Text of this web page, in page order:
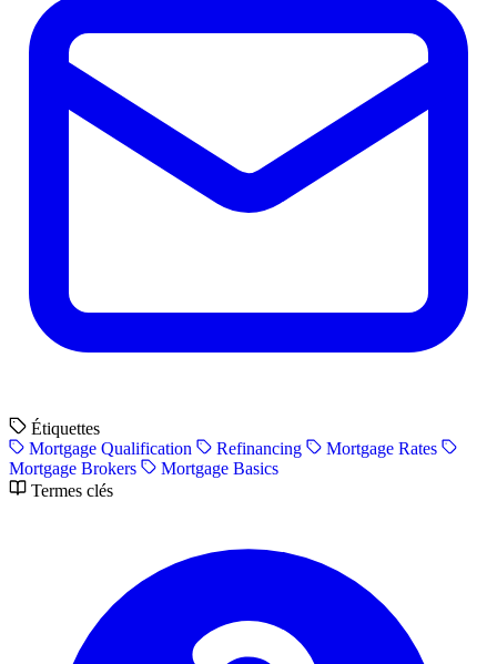
Étiquettes
Mortgage Qualification
Refinancing
Mortgage Rates
Mortgage Brokers
Mortgage Basics
Termes clés